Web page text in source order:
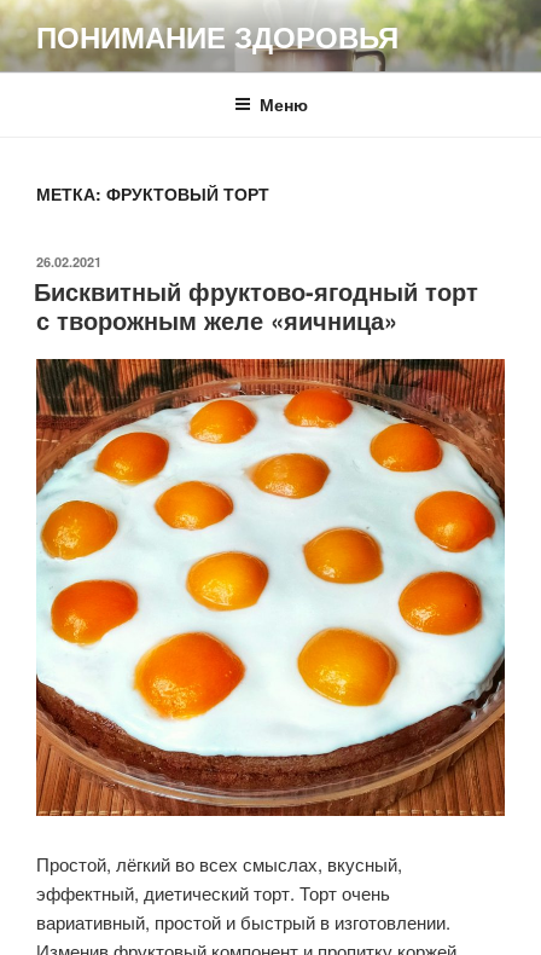
Перейти
к
содержимому
ПОНИМАНИЕ ЗДОРОВЬЯ
Меню
МЕТКА: ФРУКТОВЫЙ ТОРТ
ОПУБЛИКОВАНО
26.02.2021
Бисквитный фруктово-ягодный торт
с творожным желе «яичница»
Простой, лёгкий во всех смыслах, вкусный,
эффектный, диетический торт. Торт очень
вариативный, простой и быстрый в изготовлении.